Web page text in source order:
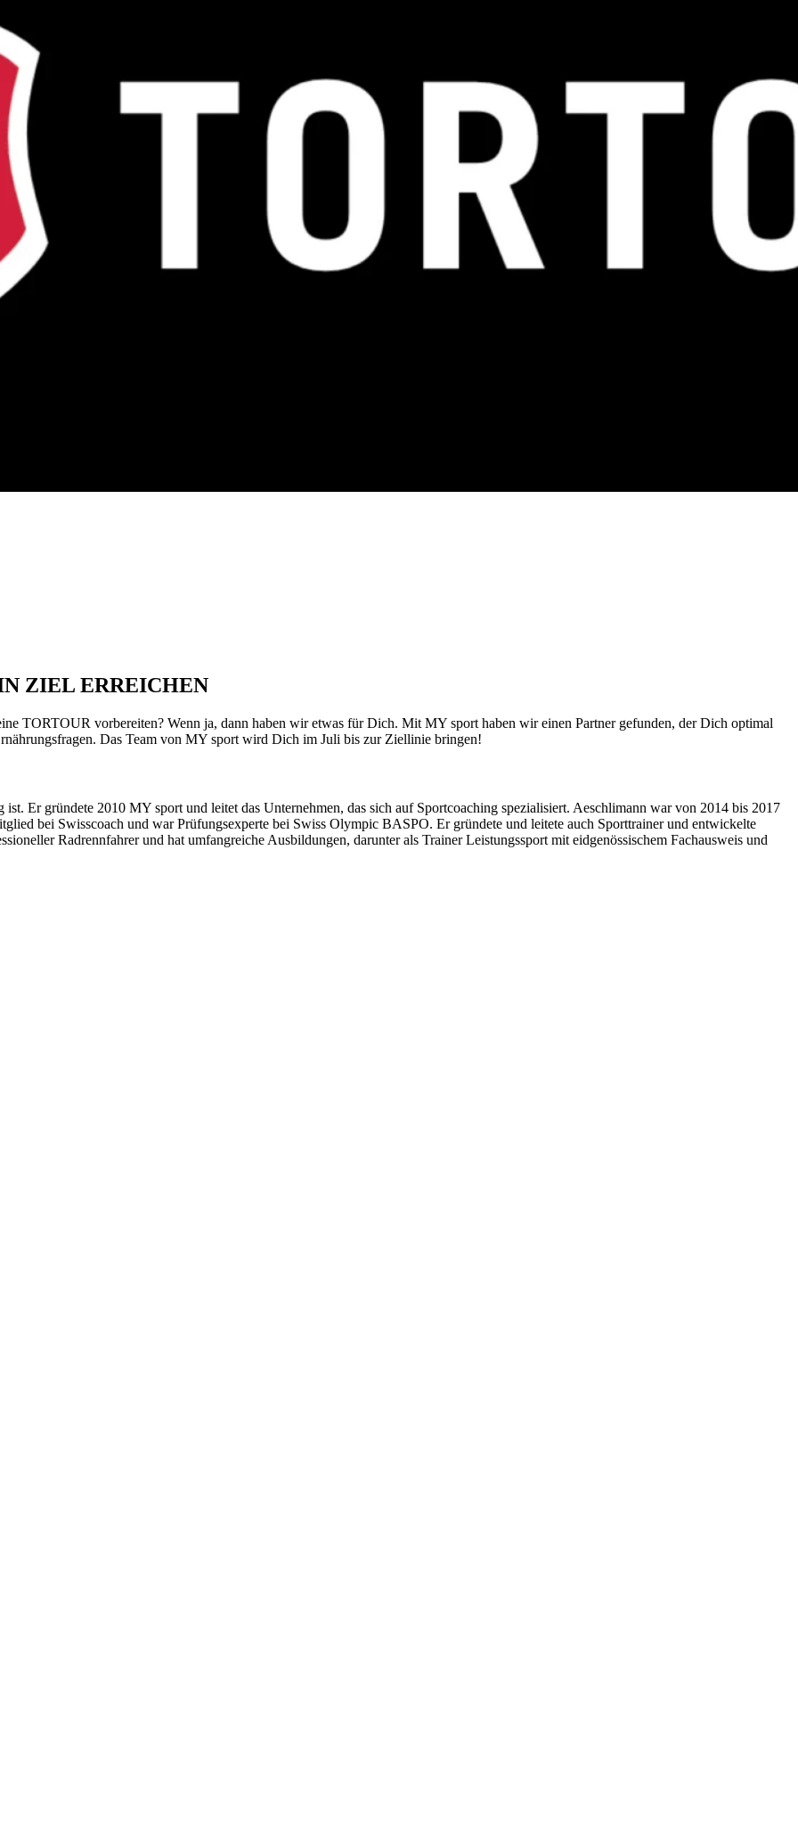
ZIEL ERREICHEN
TORTOUR vorbereiten? Wenn ja, dann haben wir etwas für Dich. Mit MY sport haben wir einen Partner gefunden, der Dich optimal
Das Team von MY sport wird Dich im Juli bis zur Ziellinie bringen!
Er gründete 2010 MY sport und leitet das Unternehmen, das sich auf Sportcoaching spezialisiert. Aeschlimann war von 2014 bis 2017
bei Swisscoach und war Prüfungsexperte bei Swiss Olympic BASPO. Er gründete und leitete auch Sporttrainer und entwickelte
Radrennfahrer und hat umfangreiche Ausbildungen, darunter als Trainer Leistungssport mit eidgenössischem Fachausweis und